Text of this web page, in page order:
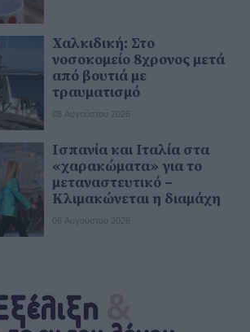
Χαλκιδική: Στο
νοσοκομείο 8χρονος μετά
από βουτιά με
τραυματισμό
08 Αυγούστου 2026
Ισπανία και Ιταλία στα
«χαρακώματα» για το
μεταναστευτικό –
Κλιμακώνεται η διαμάχη
08 Αυγούστου 2026